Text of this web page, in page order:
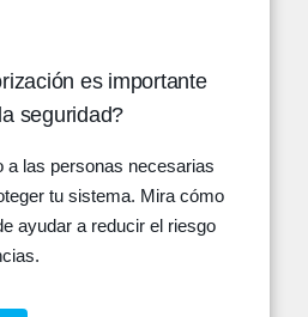
es importante
seguridad?
a las personas necesarias
tu sistema. Mira cómo
ayudar a reducir el riesgo